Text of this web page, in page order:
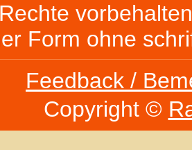
Form ohne
Feedback /
Copyright ©